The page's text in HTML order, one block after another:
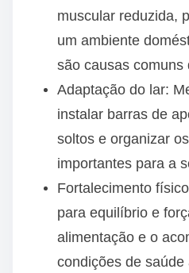
muscular reduzida,
um ambiente
são causas comuns
Adaptação do lar:
instalar barras de
soltos e organizar
importantes para a
Fortalecimento
para equilíbrio e
alimentação e o
condições de